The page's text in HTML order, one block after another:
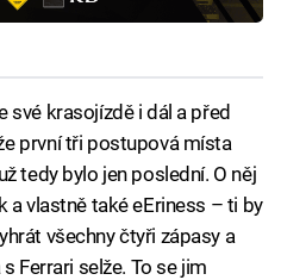
své krasojízdě i dál a před
první tři postupová místa
tedy bylo jen poslední. O něj
a vlastně také eEriness – ti by
všechny čtyři zápasy a
Ferrari selže. To se jim